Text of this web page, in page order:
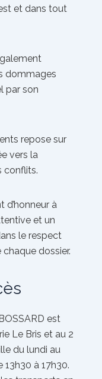
et dans tout
dommages
par son
repose sur
vers la
conflits.
d’honneur à
et un
le respect
dossier.
est
Le Bris et au 2
du lundi au
à 17h30.